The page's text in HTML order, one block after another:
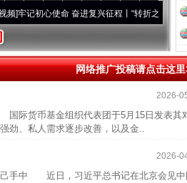
初心使命 奋进复兴征程丨“转折之城”激荡.. ·[视
网络推广投稿请点击这
2026-
货币基金组织代表团于5月15日发表其
劲、私人需求逐步改善，以及金..
2026-
手中 近日，习近平总书记在北京会见中